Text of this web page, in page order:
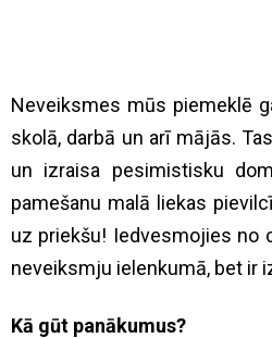
Neveiksmes mūs piemeklē
skolā, darbā un arī mājās.
un izraisa pesimistisku
pamešanu malā liekas
uz priekšu! Iedvesmojies no
neveiksmju ielenkumā, bet ir
Kā gūt panākumus?